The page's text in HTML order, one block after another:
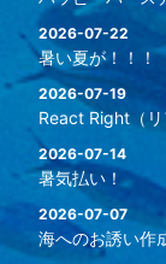
2026-07-22
暑い夏が！！！
2026-07-19
React Right（
2026-07-14
暑気払い！
2026-07-07
海へのお誘い作